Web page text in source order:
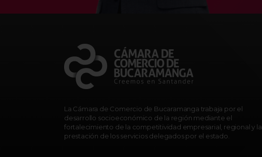
La Cámara de Comercio de Bucaramanga trabaja por el
desarrollo socioeconómico de la región mediante el
fortalecimiento de la competitividad empresarial, regional y la
prestación de los servicios delegados por el estado.